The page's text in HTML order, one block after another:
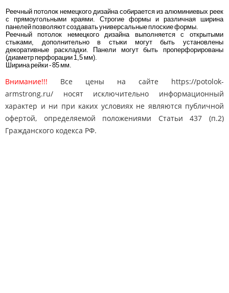
Реечный потолок немецкого дизайна собирается из алюминиевых реек
с прямоугольными краями. Строгие формы и различная ширина
панелей позволяют создавать универсальные плоские формы.
Реечный потолок немецкого дизайна выполняется с открытыми
стыками, дополнительно в стыки могут быть установлены
декоративные раскладки. Панели могут быть проперфорированы
(диаметр перфорации 1,5 мм).
Ширина рейки - 85 мм.
Внимание!!! Все цены на сайте https://potolok-
armstrong.ru/ носят исключительно информационный
характер и ни при каких условиях не являются публичной
офертой, определяемой положениями Статьи 437 (п.2)
Гражданского кодекса РФ.